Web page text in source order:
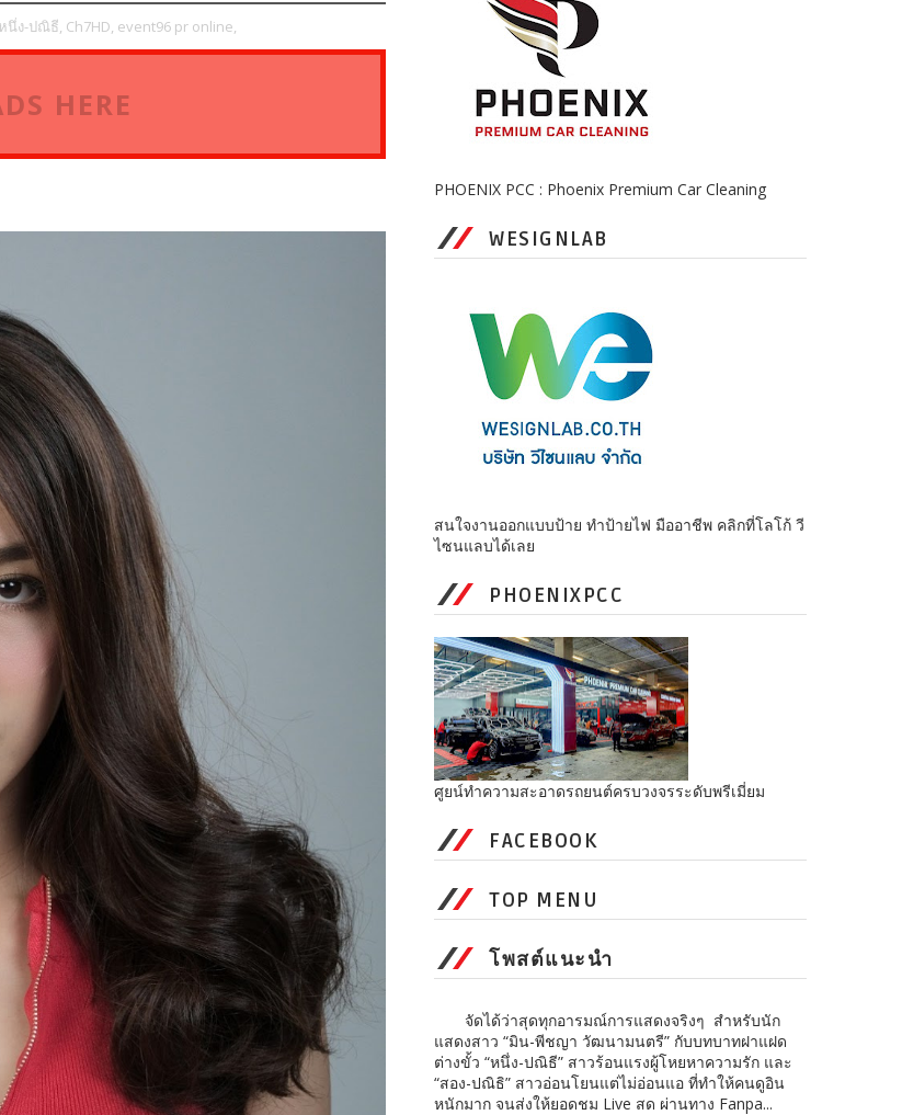
หนึ่ง-ปณิธี, Ch7HD, event96 pr online,
HERE
PHOENIX PCC : Phoenix Premium Car Cleaning
WESIGNLAB
สนใจงานออกแบบป้าย ทำป้ายไฟ มืออาชีพ คลิกที่โลโก้ วี
ไซนแลบได้เลย
PHOENIXPCC
ศูยน์ทำความสะอาดรถยนต์ครบวงจรระดับพรีเมี่ยม
FACEBOOK
TOP MENU
โพสต์แนะนำ
จัดได้ว่าสุดทุกอารมณ์การแสดงจริงๆ สำหรับนัก
แสดงสาว “มิน-พีชญา วัฒนามนตรี” กับบทบาทฝาแฝด
ต่างขั้ว “หนึ่ง-ปณิธี” สาวร้อนแรงผู้โหยหาความรัก และ
“สอง-ปณิธิ” สาวอ่อนโยนแต่ไม่อ่อนแอ ที่ทำให้คนดูอิน
หนักมาก จนส่งให้ยอดชม Live สด ผ่านทาง Fanpa...